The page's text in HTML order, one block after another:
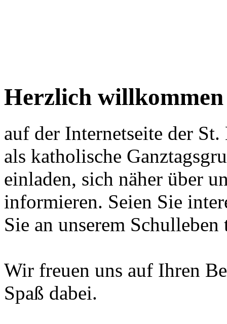
Herzlich willkommen
auf der Internetseite der
als katholische
einladen, sich näher über
informieren. Seien Sie
Sie an unserem Schulleben
Wir freuen uns auf Ihren
Spaß dabei.